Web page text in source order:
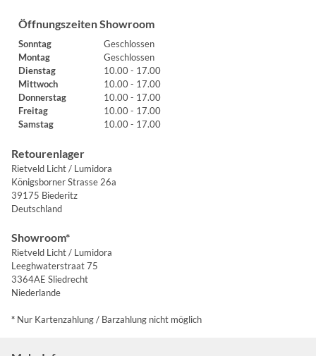
Öffnungszeiten Showroom
Sonntag
Geschlossen
Montag
Geschlossen
Dienstag
10.00 - 17.00
Mittwoch
10.00 - 17.00
Donnerstag
10.00 - 17.00
Freitag
10.00 - 17.00
Samstag
10.00 - 17.00
Retourenlager
Rietveld Licht / Lumidora
Königsborner Strasse 26a
39175 Biederitz
Deutschland
Showroom*
Rietveld Licht / Lumidora
Leeghwaterstraat 75
3364AE Sliedrecht
Niederlande
* Nur Kartenzahlung / Barzahlung nicht möglich